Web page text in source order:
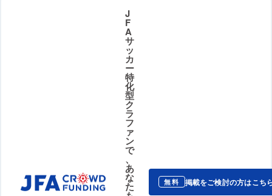
J
F
A
サ
ッ
カ
ー
特
化
型
ク
ラ
フ
ァ
ン
で
、
あ
な
た 無料 掲載をご検討の方はこち